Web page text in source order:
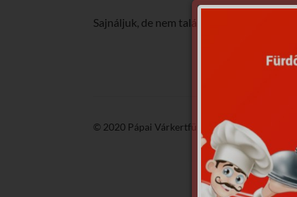
Sajnáljuk, de nem található, amit keresett.
© 2020 Pápai Várkertfürdő -GyGaTech'